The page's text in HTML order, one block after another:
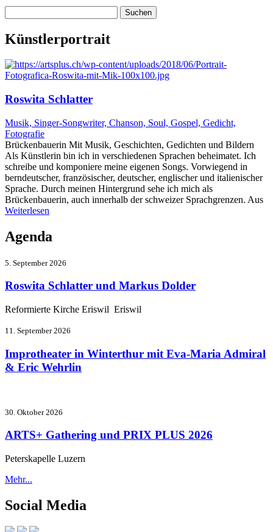
nach:
Künstlerportrait
Roswita Schlatter
Musik, Singer-Songwriter, Chanson, Soul, Gospel, Gedicht,
Fotografie
Brückenbauerin Mit Musik, Geschichten, Gedichten und Bildern
Als Künstlerin bin ich in verschiedenen Sprachen beheimatet. Ich
schreibe und komponiere meine eigenen Songs. Vorwiegend in
berndeutscher, französischer, deutscher, englischer und italienischer
Sprache. Durch meinen Hintergrund sehe ich mich als
Brückenbauerin, auch innerhalb der schweizer Sprachgrenzen. Aus
Weiterlesen
Agenda
5. September 2026
Roswita Schlatter und Markus Dolder
Reformierte Kirche Eriswil Eriswil
11. September 2026
Improtheater in Winterthur mit Eva-Maria Admiral
& Eric Wehrlin
30. Oktober 2026
ARTS+ Gathering und PRIX PLUS 2026
Peterskapelle Luzern
Mehr...
Social Media